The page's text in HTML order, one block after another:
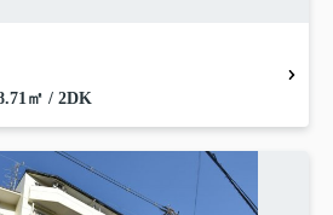
㎡ / 2DK